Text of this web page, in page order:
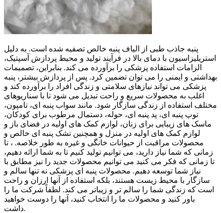
پنبه جاذب طبی از الیاف پنبه خالص تصفیه شده است. به دلیل
استریلیزاسیون با دمای بالا در فرآیند تولید و محیط پردازش آسپتیک،
الزامات استفاده پزشکی را برآورده می کند. بنابراین، تصمیمات
بهداشتی و ایمنی را می توان تضمین کرد. پس از پردازش بیشتر، پنبه
پزشکی می تواند نیازهای سلامتی و زندگی افراد را برآورده کند و
اغلب به محصولات سریع و راحت تبدیل می شود تا با سناریوهای
مختلف استفاده از زندگی سازگار شود. مانند سواب پنبه ای، تامپون،
توپ پنبه ای، پد پنبه ای، حوله، دستمال مرطوب برای کودکان،
ماسک های زیبایی برای زنان، لوازم کمک های اولیه در فضای باز و
لوازم کمک های اولیه در منزل و همچنین تشک پنبه ای خالص و
محصولات مراقبت از حیوانات خانگی و غیره به طور خلاصه. ، تا
زمانی که شما نیاز دارید، می توانیم تولید کنیم تا به شما ارائه دهیم،
تا زمانی که فکر می کنید می توانیم محصولات جدید را نیز مطابق با
نیاز شما توسعه دهیم. محصولات پنبه ای پزشکی نه تنها سالم و
سازگار با محیط زیست هستند، بلکه استفاده از آنها ارزان و راحت
است که زندگی شما را سالم تر و زیباتر می کند. لطفاً شرکت ما را
باور کنید و محصولات ما را انتخاب کنید، آنها را دوست خواهید
داشت.